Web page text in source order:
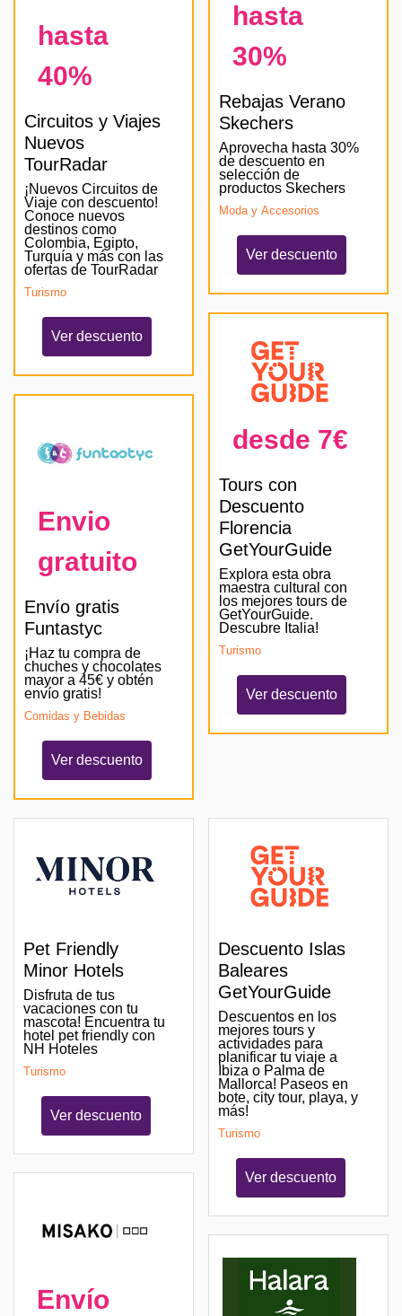
hasta
40%
Circuitos y Viajes
Nuevos
TourRadar
¡Nuevos Circuitos de
Viaje con descuento!
Conoce nuevos
destinos como
Colombia, Egipto,
Turquía y más con las
ofertas de TourRadar
Turismo
Ver descuento
Envio
gratuito
Envío gratis
Funtastyc
¡Haz tu compra de
chuches y chocolates
mayor a 45€ y obtén
envío gratis!
Comidas y Bebidas
Ver descuento
hasta
30%
Rebajas Verano
Skechers
Aprovecha hasta 30%
de descuento en
selección de
productos Skechers
Moda y Accesorios
Ver descuento
desde 7€
Tours con
Descuento
Florencia
GetYourGuide
Explora esta obra
maestra cultural con
los mejores tours de
GetYourGuide.
Descubre Italia!
Turismo
Ver descuento
Pet Friendly
Minor Hotels
Disfruta de tus
vacaciones con tu
mascota! Encuentra tu
hotel pet friendly con
NH Hoteles
Turismo
Ver descuento
Envío
Descuento Islas
Baleares
GetYourGuide
Descuentos en los
mejores tours y
actividades para
planificar tu viaje a
Ibiza o Palma de
Mallorca! Paseos en
bote, city tour, playa, y
más!
Turismo
Ver descuento